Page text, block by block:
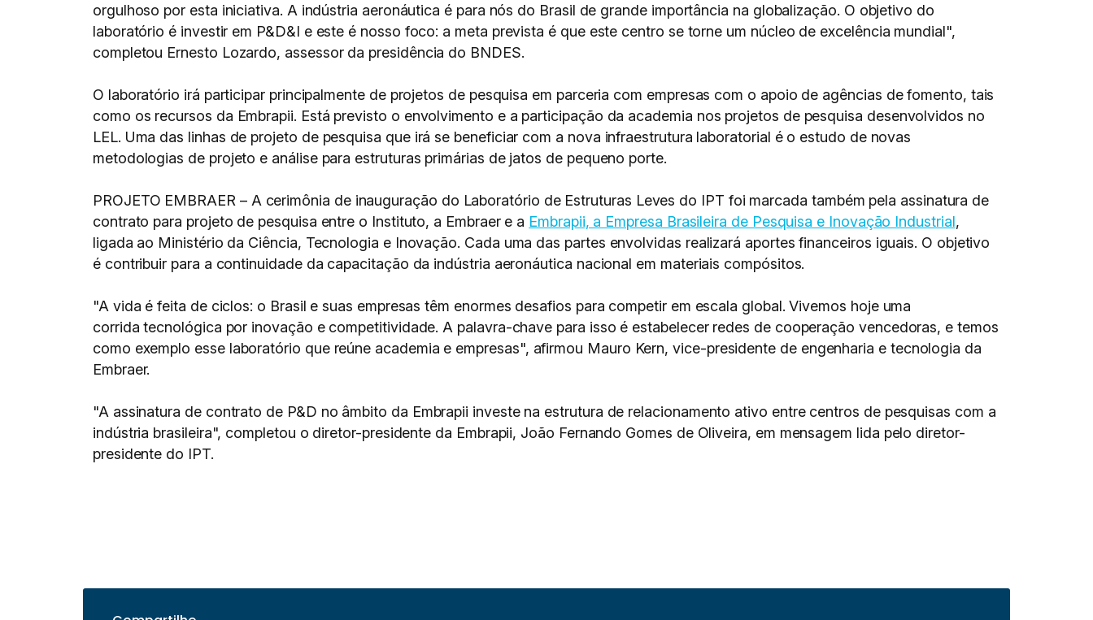
orgulhoso por esta iniciativa. A indústria aeronáutica é para nós do Brasil de grande importância na globalização. O objetivo do
laboratório é investir em P&D&I e este é nosso foco: a meta prevista é que este centro se torne um núcleo de excelência mundial",
completou Ernesto Lozardo, assessor da presidência do BNDES.
O laboratório irá participar principalmente de projetos de pesquisa em parceria com empresas com o apoio de agências de fomento, tais
como os recursos da Embrapii. Está previsto o envolvimento e a participação da academia nos projetos de pesquisa desenvolvidos no
LEL. Uma das linhas de projeto de pesquisa que irá se beneficiar com a nova infraestrutura laboratorial é o estudo de novas
metodologias de projeto e análise para estruturas primárias de jatos de pequeno porte.
PROJETO EMBRAER – A cerimônia de inauguração do Laboratório de Estruturas Leves do IPT foi marcada também pela assinatura de
contrato para projeto de pesquisa entre o Instituto, a Embraer e a Embrapii, a Empresa Brasileira de Pesquisa e Inovação Industrial,
ligada ao Ministério da Ciência, Tecnologia e Inovação. Cada uma das partes envolvidas realizará aportes financeiros iguais. O objetivo
é contribuir para a continuidade da capacitação da indústria aeronáutica nacional em materiais compósitos.
"A vida é feita de ciclos: o Brasil e suas empresas têm enormes desafios para competir em escala global. Vivemos hoje uma
corrida tecnológica por inovação e competitividade. A palavra-chave para isso é estabelecer redes de cooperação vencedoras, e temos
como exemplo esse laboratório que reúne academia e empresas", afirmou Mauro Kern, vice-presidente de engenharia e tecnologia da
Embraer.
"A assinatura de contrato de P&D no âmbito da Embrapii investe na estrutura de relacionamento ativo entre centros de pesquisas com a
indústria brasileira", completou o diretor-presidente da Embrapii, João Fernando Gomes de Oliveira, em mensagem lida pelo diretor-
presidente do IPT.